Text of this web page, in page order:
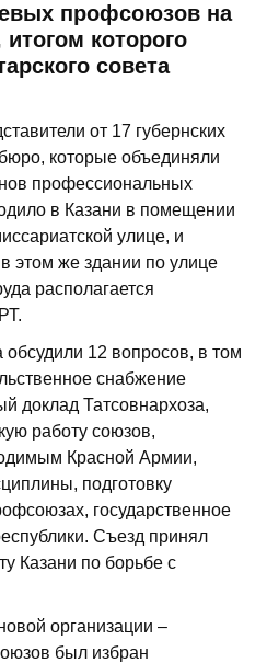
профсоюзов на
которого
совета
от 17 губернских
которые объединяли
профессиональных
в Казани в помещении
улице, и
этом же здании по улице
располагается
обсудили 12 вопросов, в том
снабжение
доклад Татсовнархоза,
работу союзов,
Красной Армии,
подготовку
государственное
Съезд принял
Казани по борьбе с
организации –
был избран